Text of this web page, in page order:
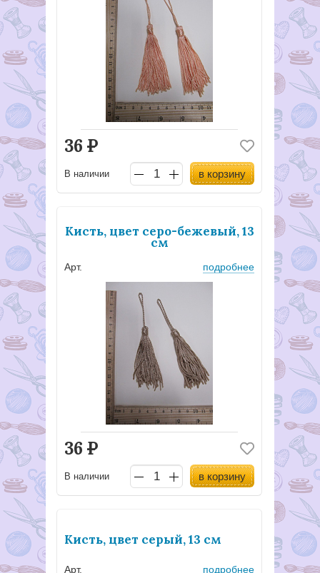
36 Р
В наличии в корзину
Кисть, цвет серо-бежевый, 13
см
Арт. подробнее
36 Р
В наличии в корзину
Кисть, цвет серый, 13 см
Арт. подробнее